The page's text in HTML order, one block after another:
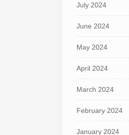
July 2024
June 2024
May 2024
April 2024
March 2024
February 2024
January 2024